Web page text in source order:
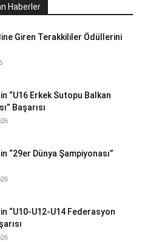
Haberler
Giren Terakkililer Ödüllerini
“U16 Erkek Sutopu Balkan
Başarısı
“29er Dünya Şampiyonası”
“U10-U12-U14 Federasyon